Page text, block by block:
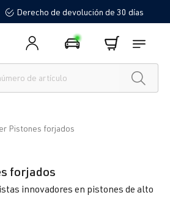
Derecho de devolución de 30 días
Pistones forjados
forjados
innovadores en pistones de alto